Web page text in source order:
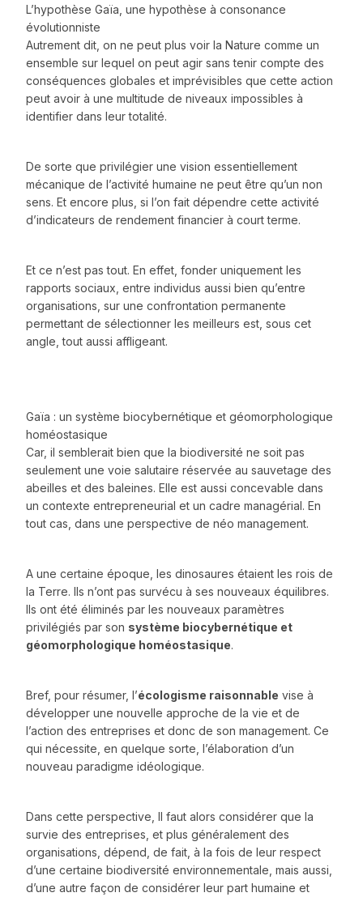
L’hypothèse Gaïa, une hypothèse à consonance
évolutionniste
Autrement dit, on ne peut plus voir la Nature comme un
ensemble sur lequel on peut agir sans tenir compte des
conséquences globales et imprévisibles que cette action
peut avoir à une multitude de niveaux impossibles à
identifier dans leur totalité.
De sorte que privilégier une vision essentiellement
mécanique de l’activité humaine ne peut être qu’un non
sens. Et encore plus, si l’on fait dépendre cette activité
d’indicateurs de rendement financier à court terme.
Et ce n’est pas tout. En effet, fonder uniquement les
rapports sociaux, entre individus aussi bien qu’entre
organisations, sur une confrontation permanente
permettant de sélectionner les meilleurs est, sous cet
angle, tout aussi affligeant.
Gaïa : un système biocybernétique et géomorphologique
homéostasique
Car, il semblerait bien que la biodiversité ne soit pas
seulement une voie salutaire réservée au sauvetage des
abeilles et des baleines. Elle est aussi concevable dans
un contexte entrepreneurial et un cadre managérial. En
tout cas, dans une perspective de néo management.
A une certaine époque, les dinosaures étaient les rois de
la Terre. Ils n’ont pas survécu à ses nouveaux équilibres.
Ils ont été éliminés par les nouveaux paramètres
privilégiés par son système biocybernétique et
géomorphologique homéostasique.
Bref, pour résumer, l’écologisme raisonnable vise à
développer une nouvelle approche de la vie et de
l’action des entreprises et donc de son management. Ce
qui nécessite, en quelque sorte, l’élaboration d’un
nouveau paradigme idéologique.
Dans cette perspective, Il faut alors considérer que la
survie des entreprises, et plus généralement des
organisations, dépend, de fait, à la fois de leur respect
d’une certaine biodiversité environnementale, mais aussi,
d’une autre façon de considérer leur part humaine et